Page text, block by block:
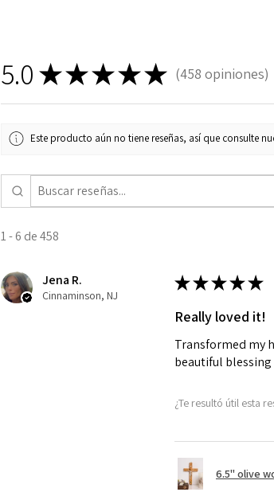
5.0 ★★★★★ 458 opiniones
458
Este producto aún no tiene reseñas, así que consulte
1 - 6 de 458
Jena R.
Cinnaminson, NJ
★★★★★
Really loved it!
Transformed my
beautiful blessing
¿Te resultó útil esta
6.5" olive